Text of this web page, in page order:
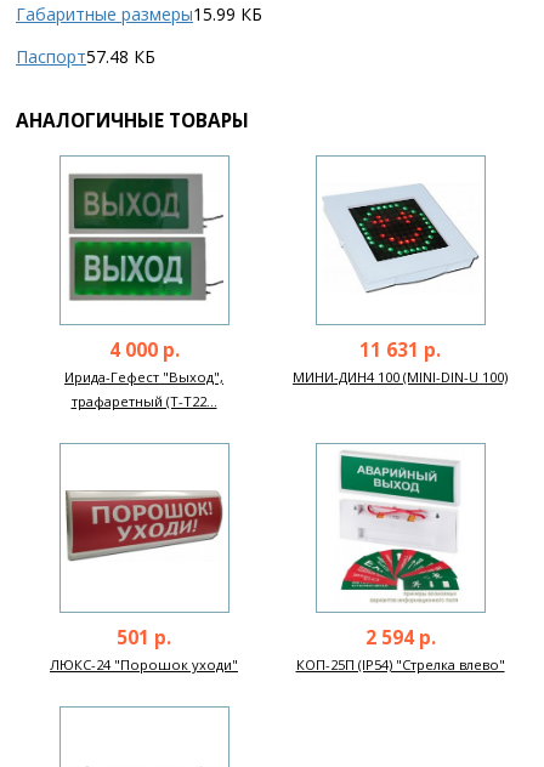
Габаритные размеры15.99 КБ
Паспорт57.48 КБ
АНАЛОГИЧНЫЕ ТОВАРЫ
4 000 р.
Ирида-Гефест "Выход",
трафаретный (T-T22...
11 631 р.
МИНИ-ДИН4 100 (MINI-DIN-U 100)
501 р.
ЛЮКС-24 "Порошок уходи"
2 594 р.
КОП-25П (IP54) "Стрелка влево"